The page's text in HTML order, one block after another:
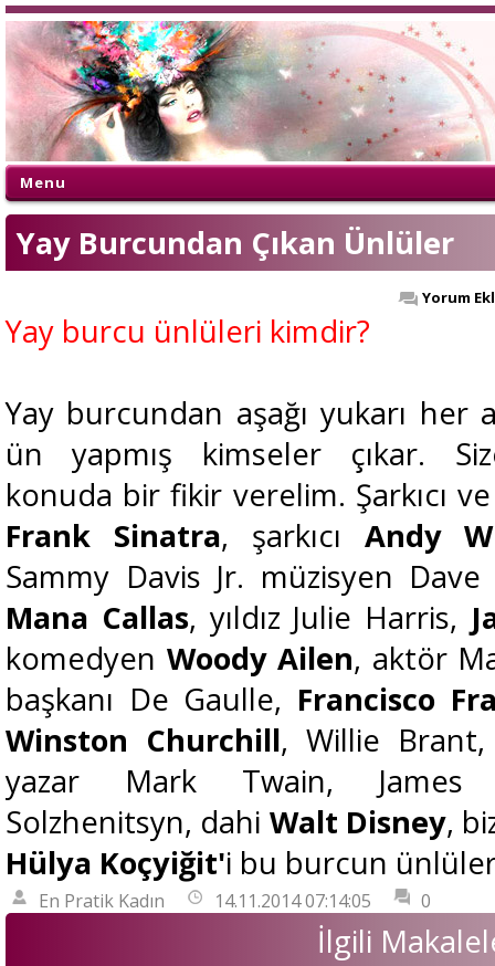
Menu
Yay Burcundan Çıkan Ünlüler
Yorum
Yay burcu ünlüleri kimdir?
Yay burcundan aşağı yukarı her
ün yapmış kimseler çıkar.
konuda bir fikir verelim. Şarkıcı
Frank Sinatra, şarkıcı Andy
Sammy Davis Jr. müzisyen
Mana Callas, yıldız Julie Harris,
komedyen Woody Ailen, aktör
başkanı De Gaulle, Francisco
Winston Churchill, Willie Brant,
yazar Mark Twain, James
Solzhenitsyn, dahi Walt Disney,
Hülya Koçyiğit'i bu burcun
En Pratik Kadın 14.11.2014 07:14:05 0
İlgili